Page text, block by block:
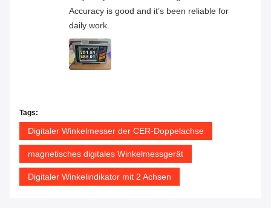
Accuracy is good and it’s been reliable for
daily work.
Tags:
Digitaler Winkelmesser der CER-Doppelachse
magnetisches digitales Winkelmessgerät
Digitaler Winkelindikator mit 2 Achsen